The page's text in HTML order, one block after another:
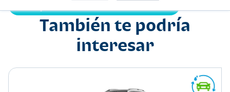
También te podría
interesar